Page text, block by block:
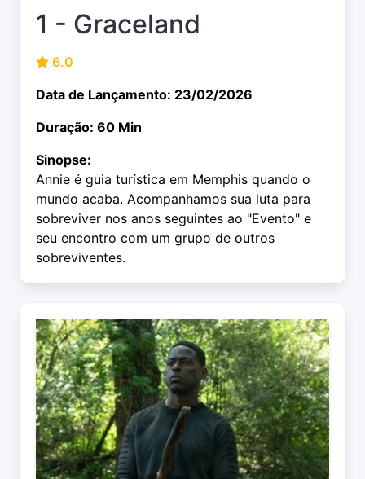
1 - Graceland
6.0
Data de Lançamento: 23/02/2026
Duração: 60 Min
Sinopse:
Annie é guia turística em Memphis quando o
mundo acaba. Acompanhamos sua luta para
sobreviver nos anos seguintes ao "Evento" e
seu encontro com um grupo de outros
sobreviventes.